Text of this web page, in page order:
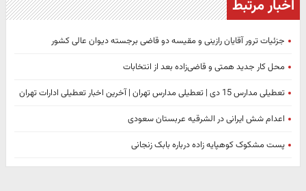
اخبار مرتبط
جزئیات ترور آقایان رازینی و مقیسه دو قاضی برجسته دیوان عالی کشور
محل کار جدید همتی و قاضی‌زاده بعد از انتخابات
تعطیلی مدارس 15 دی | تعطیلی مدارس تهران | آخرین اخبار تعطیلی ادارات تهران
اعدام شش ایرانی در الشرقیه عربستان سعودی
پست مشکوک کوهپایه زاده درباره بابک زنجانی